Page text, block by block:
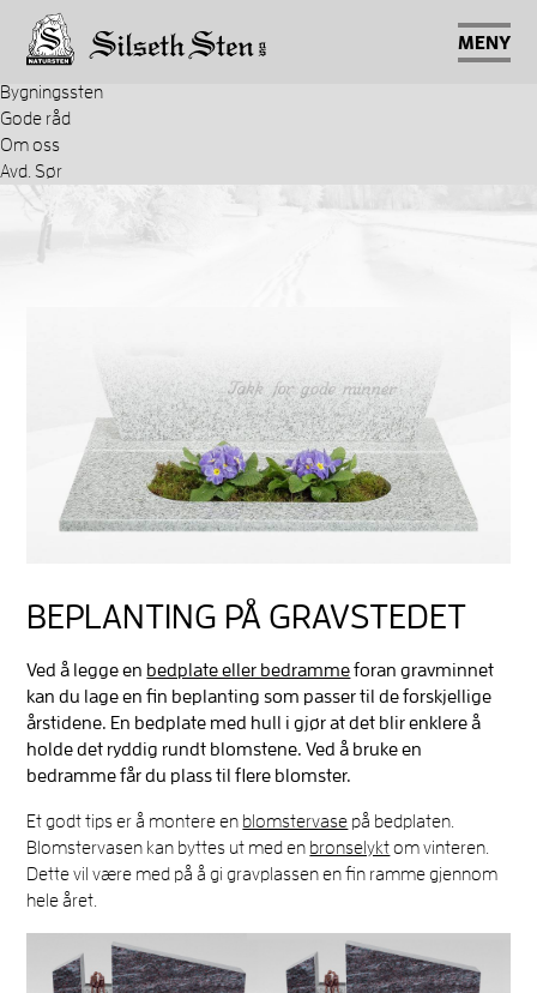
MENY
Gravsteiner
Stenbygger
Tilbehør
Bygningssten
Gode råd
Om oss
Avd. Sør
BEPLANTING PÅ GRAVSTEDET
Ved å legge en bedplate eller bedrammeforan gravminnet
kan du lage en fin beplanting som passer til de forskjellige
årstidene. En bedplate med hull i gjør at det blir enklere å
holde det ryddig rundt blomstene. Ved å bruke en
bedramme får du plass til flere blomster.
Et godt tips er å montere en blomstervase på bedplaten.
Blomstervasen kan byttes ut med en bronselyktom vinteren.
Dette vil være med på å gi gravplassen en fin ramme gjennom
hele året.